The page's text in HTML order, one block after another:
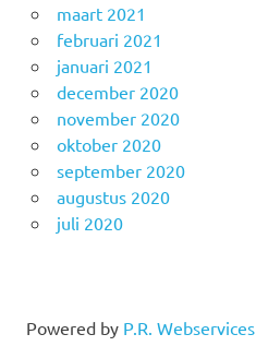
maart 2021
februari 2021
januari 2021
december 2020
november 2020
oktober 2020
september 2020
augustus 2020
juli 2020
Powered by P.R. Webservices